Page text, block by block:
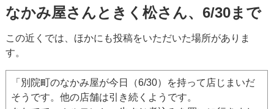
なかみ屋さんときく松さん、6/30まで
この近くでは、ほかにも投稿をいただいた場所がありま
す。
「別院町のなかみ屋が今日（6/30）を持って店じまいだ
そうです。他の店舗は引き続くようです。